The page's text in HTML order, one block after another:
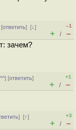
[ответить][↓]
–1
+ / –
зачем?
] [ответить]
+1
+ / –
][↑]
+3
+ / –